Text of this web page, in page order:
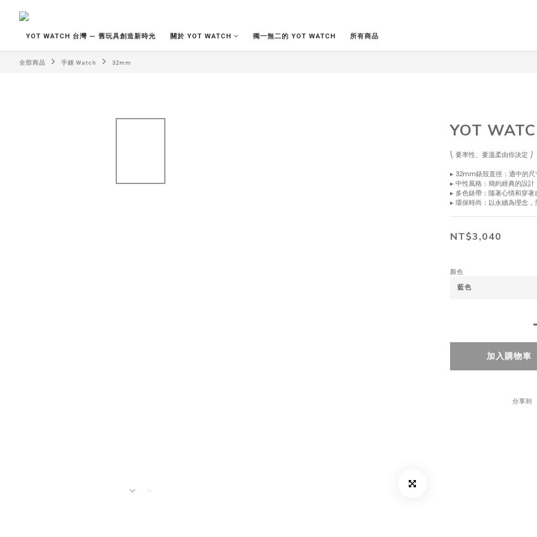
YOT WATCH 台灣 — 舊玩具創造新時光 關於 YOT WATCH 獨一無二的 YOT WATCH 所有商品
全部商品 手錶 Watch 32mm
YOT
⎝ 要率性、要溫柔由你決定 ⎠
▸ 32mm錶殼直徑：適中的尺
▸ 中性風格：簡約經典的設計
▸ 多色錶帶：隨著心情和穿著
▸ 環保時尚：以永續為理念，
NT$3,040
顏色
加入購物車
分享到